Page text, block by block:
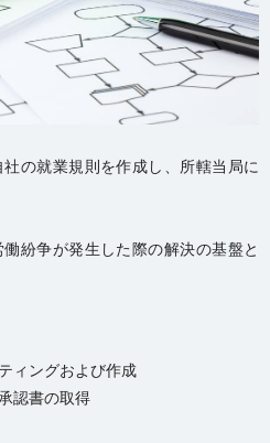
の就業規則を作成し、所轄当局に
紛争が発生した際の解決の基盤と
ィングおよび作成
認書の取得